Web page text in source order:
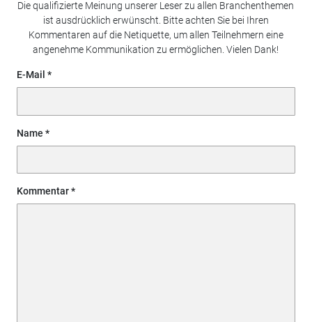
Die qualifizierte Meinung unserer Leser zu allen Branchenthemen
ist ausdrücklich erwünscht. Bitte achten Sie bei Ihren
Kommentaren auf die Netiquette, um allen Teilnehmern eine
angenehme Kommunikation zu ermöglichen. Vielen Dank!
E-Mail
Name
Kommentar